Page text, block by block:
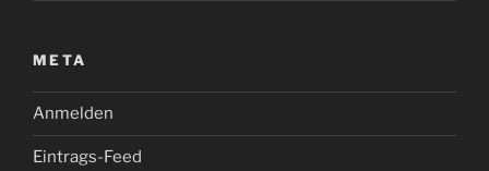
META
Anmelden
Eintrags-Feed